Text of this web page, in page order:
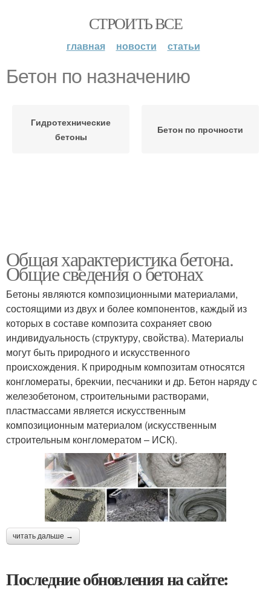
СТРОИТЬ ВСЕ
главная новости статьи
Бетон по назначению
Гидротехнические
бетоны
Бетон по прочности
Общая характеристика бетона.
Общие сведения о бетонах
Бетоны являются композиционными материалами,
состоящими из двух и более компонентов, каждый из
которых в составе композита сохраняет свою
индивидуальность (структуру, свойства). Материалы
могут быть природного и искусственного
происхождения. К природным композитам относятся
конгломераты, брекчии, песчаники и др. Бетон наряду с
железобетоном, строительными растворами,
пластмассами является искусственным
композиционным материалом (искусственным
строительным конгломератом – ИСК).
читать дальше →
Последние обновления на сайте: